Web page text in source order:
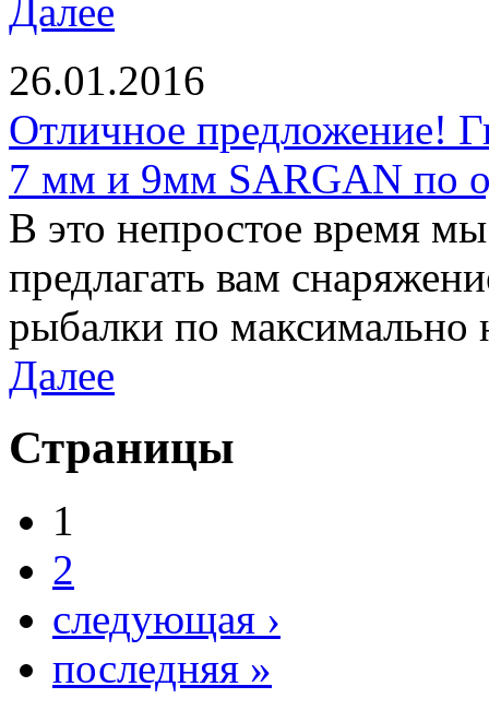
Далее
26.01.2016
Отличное предложение!
7 мм и 9мм SARGAN по
В это непростое время
предлагать вам
рыбалки по максимально
Далее
Страницы
1
2
следующая ›
последняя »